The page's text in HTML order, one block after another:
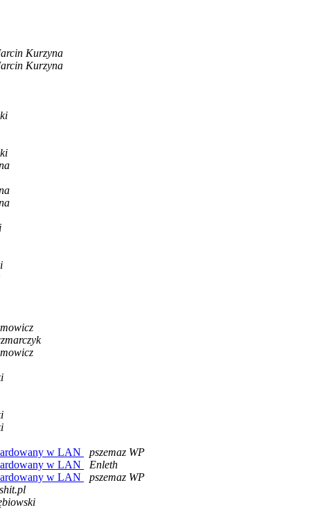
Kurzyna
Kurzyna
w LAN
pszemaz WP
w LAN
Enleth
w LAN
pszemaz WP